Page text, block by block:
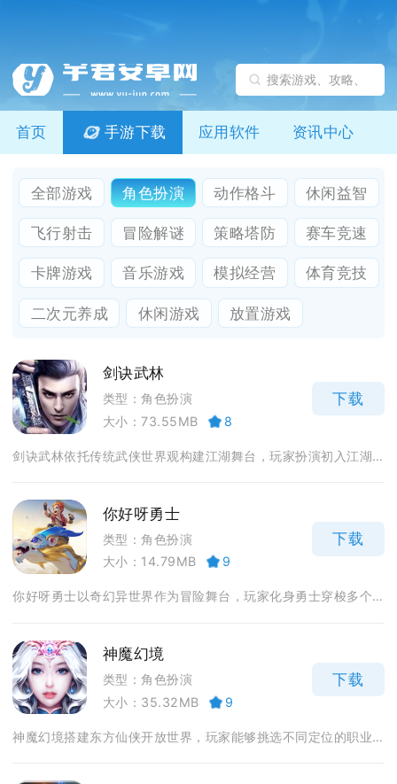
首页 手游下载 应用软件 资讯中心
全部游戏 角色扮演 动作格斗 休闲益智
飞行射击 冒险解谜 策略塔防 赛车竞速
卡牌游戏 音乐游戏 模拟经营 体育竞技
二次元养成 休闲游戏 放置游戏
剑诀武林
类型：角色扮演
大小：73.55MB
8
下载
剑诀武林依托传统武侠世界观构建江湖舞台，玩家扮演初入江湖...
你好呀勇士
类型：角色扮演
大小：14.79MB
9
下载
你好呀勇士以奇幻异世界作为冒险舞台，玩家化身勇士穿梭多个...
神魔幻境
类型：角色扮演
大小：35.32MB
9
下载
神魔幻境搭建东方仙侠开放世界，玩家能够挑选不同定位的职业...